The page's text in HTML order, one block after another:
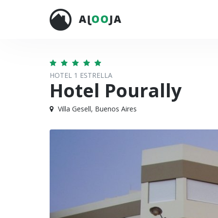
HOTEL 1 ESTRELLA
Hotel Pourally
Villa Gesell, Buenos Aires